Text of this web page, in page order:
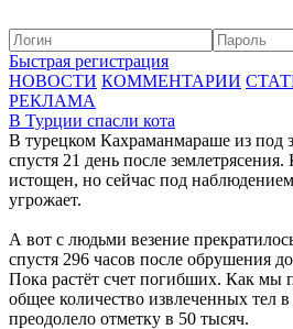
Быстрая регистрация
НОВОСТИ КОММЕНТАРИИ
РЕКЛАМА
В Турции спасли кота
В турецком Кахраманмараше из под
спустя 21 день после
истощен, но сейчас под
угрожает.
А вот с людьми везение
спустя 296 часов после обрушения
Пока растёт счет погибших. Как мы
общее количество извлеченных тел
преодолело отметку в 50 тысяч.